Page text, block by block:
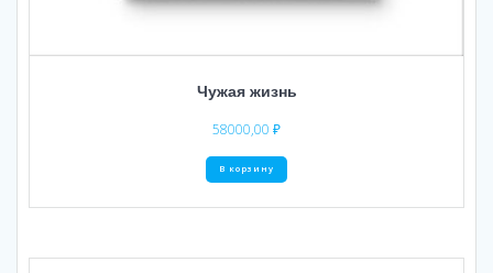
Чужая жизнь
58000,00 ₽
В корзину